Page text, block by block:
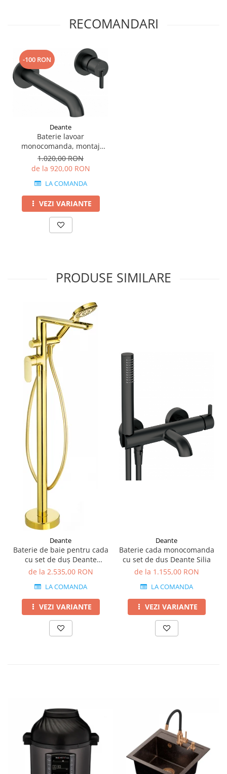
RECOMANDARI
-100 RON
Deante
Baterie lavoar
monocomanda, montaj
incastrat,Deante Silia
1.020,00 RON
de la 920,00 RON
LA COMANDA
VEZI VARIANTE
PRODUSE SIMILARE
Deante
Baterie de baie pentru cada
cu set de duș Deante
ALPINIA freestanding
de la 2.535,00 RON
LA COMANDA
VEZI VARIANTE
Deante
Baterie cada monocomanda
cu set de dus Deante Silia
de la 1.155,00 RON
LA COMANDA
VEZI VARIANTE